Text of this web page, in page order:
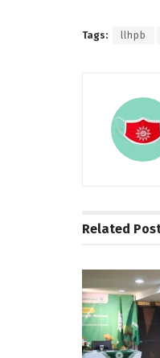
Tags: llhpb
Related